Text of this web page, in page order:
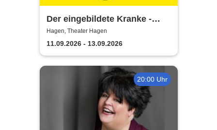
Der eingebildete Kranke -
Theater Hagen
Hagen, Theater Hagen
11.09.2026 - 13.09.2026
20:00 Uhr